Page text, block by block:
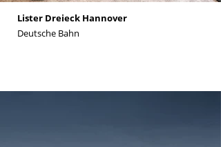
Lister Dreieck Hannover
Deutsche Bahn